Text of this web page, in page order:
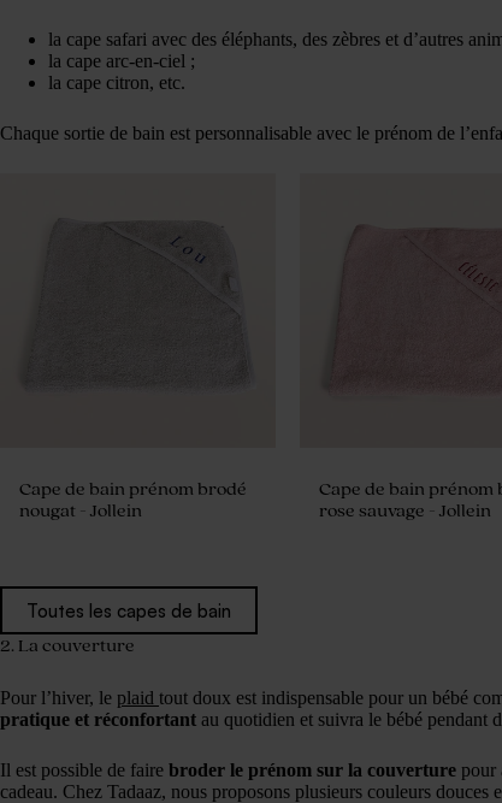
la cape safari avec des éléphants, des zèbres et d’autres
la cape arc-en-ciel ;
la cape citron, etc.
Chaque sortie de bain est personnalisable avec le prénom de
Cape de bain prénom brodé
nougat - Jollein
Cape de bain prénom
rose sauvage - Jollein
Toutes les capes de bain
2. La couverture
Pour l’hiver, le plaid tout doux est indispensable pour un bébé
pratique et réconfortant au quotidien et suivra le bébé pendant
Il est possible de faire broder le prénom sur la couverture pour
cadeau. Chez Tadaaz, nous proposons plusieurs couleurs